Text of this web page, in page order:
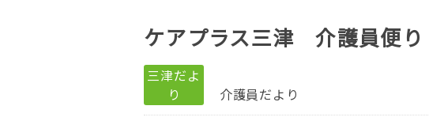
ケアプラス三津 介護員便
三津だよ
り
介護員だより